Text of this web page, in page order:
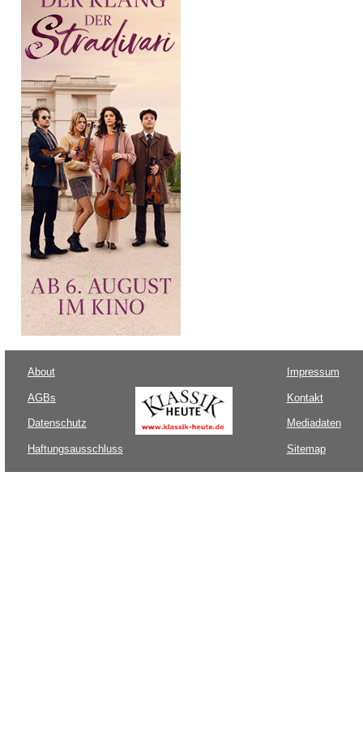
About
AGBs
Datenschutz
Haftungsausschluss
Impressum
Kontakt
Mediadaten
Sitemap